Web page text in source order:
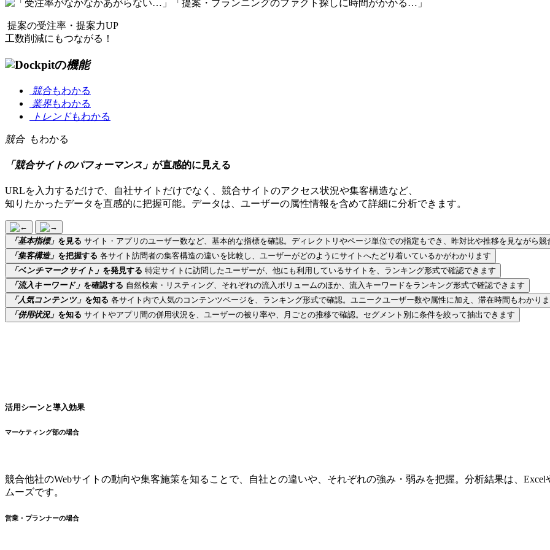
提案の受注率・提案力UP
工数削減にもつながる！
の機能
競合もわかる
業界もわかる
トレンドもわかる
競合 もわかる
「競合サイトのパフォーマンス」 が直感的に見える
URLを入力するだけで、自社サイトだけでなく、競合サイトのアクセス状況や集客構造など、
知りたかったデータを直感的に把握可能。データは、ユーザーの属性情報を含めて詳細に分析できます。
「基本指標」 を見る サイト・アプリのユーザー数など、基本的な指標を確認。ディレクトリやページ単位での指定もでき、昨対比や推移を見ながら
「集客構造」 を把握する 各サイト訪問者の集客構造の違いを比較し、ユーザーがどのようにサイトへたどり着いているかがわかります
「ベンチマークサイト」 を発見する 特定サイトに訪問したユーザーが、他にも利用しているサイトを、ランキング形式で確認できます
「流入キーワード」 を確認する 自然検索・リスティング、それぞれの流入ボリュームのほか、流入キーワードをランキング形式で確認できます
「人気コンテンツ」 を知る 各サイト内で人気のコンテンツページを、ランキング形式で確認。ユニークユーザー数や属性に加え、滞在時間もわかり
「併用状況」 を知る サイトやアプリ間の併用状況を、ユーザーの被り率や、月ごとの推移で確認。セグメント別に条件を絞って抽出できます
活用シーンと導入効果
マーケティング部の場合
競合他社のWebサイトの動向や集客施策を知ることで、自社との違いや、それぞれの強み・弱みを把握。分析結果は、
ムーズです。
営業・プランナーの場合